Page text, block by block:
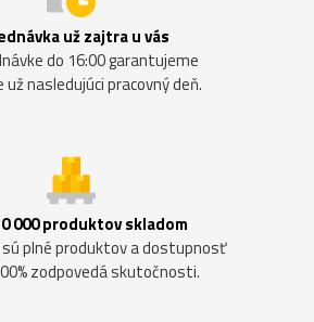
už zajtra u vás
do 16:00 garantujeme
už nasledujúci pracovný deň.
000 produktov skladom
sú plné produktov a dostupnosť
zodpovedá skutočnosti.